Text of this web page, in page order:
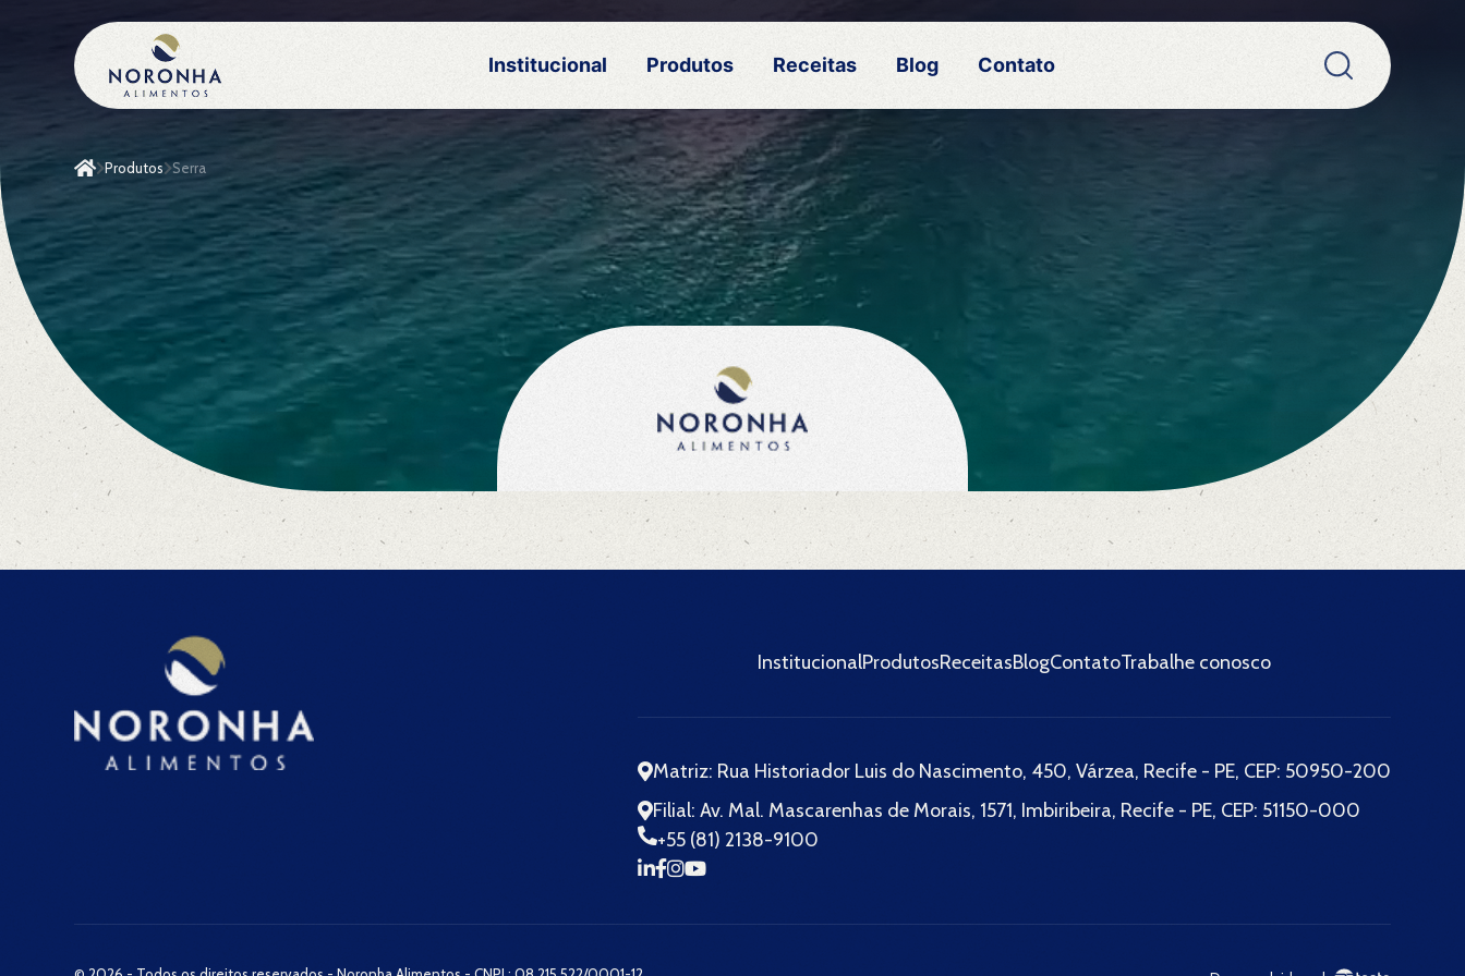
Institucional Produtos Receitas Blog Contato
Produtos Serra
InstitucionalProdutosReceitasBlogContatoTrabalhe conosco
Matriz: Rua Historiador Luis do Nascimento, 450, Várzea, Recife - PE, CEP: 50950-200
Filial: Av. Mal. Mascarenhas de Morais, 1571, Imbiribeira, Recife - PE, CEP: 51150-000
+55 (81) 2138-9100